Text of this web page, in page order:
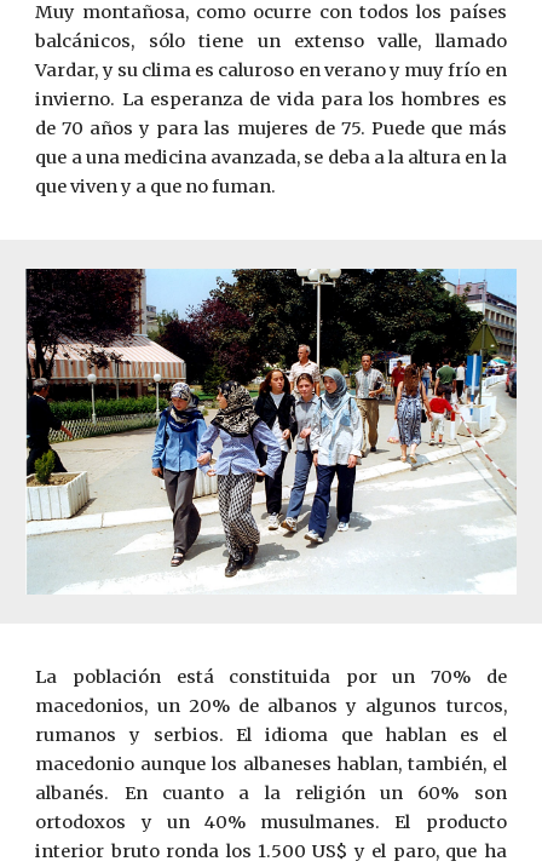
Muy montañosa, como ocurre con todos los países
balcánicos, sólo tiene un extenso valle, llamado
Vardar, y su clima es caluroso en verano y muy frío en
invierno. La esperanza de vida para los hombres es
de 70 años y para las mujeres de 75. Puede que más
que a una medicina avanzada, se deba a la altura en la
que viven y a que no fuman.
La población está constituida por un 70% de
macedonios, un 20% de albanos y algunos turcos,
rumanos y serbios. El idioma que hablan es el
macedonio aunque los albaneses hablan, también, el
albanés. En cuanto a la religión un 60% son
ortodoxos y un 40% musulmanes. El producto
interior bruto ronda los 1.500 US$ y el paro, que ha